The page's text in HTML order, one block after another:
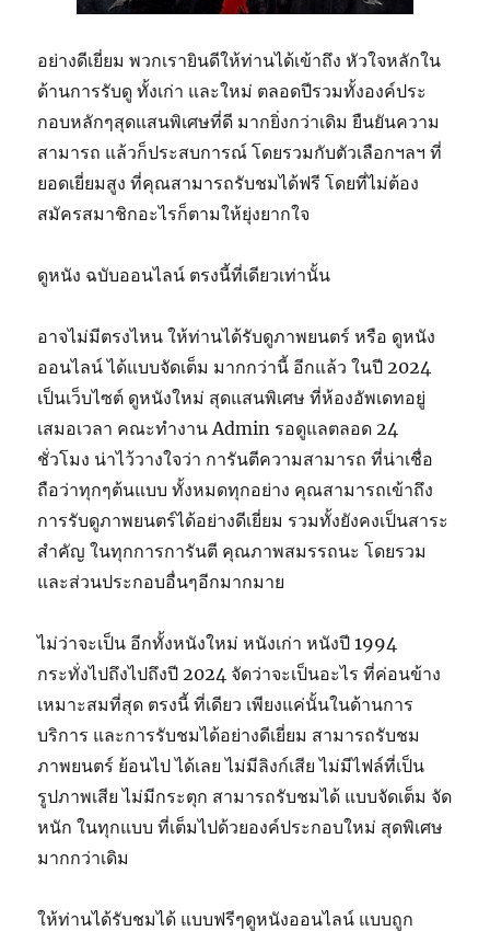
อย่างดีเยี่ยม พวกเรายินดีให้ท่านได้เข้าถึง หัวใจหลักใน
ด้านการรับดู ทั้งเก่า และใหม่ ตลอดปีรวมทั้งองค์ประ
กอบหลักๆสุดแสนพิเศษที่ดี มากยิ่งกว่าเดิม ยืนยันความ
สามารถ แล้วก็ประสบการณ์ โดยรวมกับตัวเลือกฯลฯ ที่
ยอดเยี่ยมสูง ที่คุณสามารถรับชมได้ฟรี โดยที่ไม่ต้อง
สมัครสมาชิกอะไรก็ตามให้ยุ่งยากใจ
ดูหนัง ฉบับออนไลน์ ตรงนี้ที่เดียวเท่านั้น
อาจไม่มีตรงไหน ให้ท่านได้รับดูภาพยนตร์ หรือ ดูหนัง
ออนไลน์ ได้แบบจัดเต็ม มากกว่านี้ อีกแล้ว ในปี 2024
เป็นเว็บไซต์ ดูหนังใหม่ สุดแสนพิเศษ ที่ห้องอัพเดทอยู่
เสมอเวลา คณะทำงาน Admin รอดูแลตลอด 24
ชั่วโมง น่าไว้วางใจว่า การันตีความสามารถ ที่น่าเชื่อ
ถือว่าทุกๆต้นแบบ ทั้งหมดทุกอย่าง คุณสามารถเข้าถึง
การรับดูภาพยนตร์ได้อย่างดีเยี่ยม รวมทั้งยังคงเป็นสาระ
สำคัญ ในทุกการการันตี คุณภาพสมรรถนะ โดยรวม
และส่วนประกอบอื่นๆอีกมากมาย
ไม่ว่าจะเป็น อีกทั้งหนังใหม่ หนังเก่า หนังปี 1994
กระทั่งไปถึงไปถึงปี 2024 จัดว่าจะเป็นอะไร ที่ค่อนข้าง
เหมาะสมที่สุด ตรงนี้ ที่เดียว เพียงแค่นั้นในด้านการ
บริการ และการรับชมได้อย่างดีเยี่ยม สามารถรับชม
ภาพยนตร์ ย้อนไป ได้เลย ไม่มีลิงก์เสีย ไม่มีไฟล์ที่เป็น
รูปภาพเสีย ไม่มีกระตุก สามารถรับชมได้ แบบจัดเต็ม จัด
หนัก ในทุกแบบ ที่เต็มไปด้วยองค์ประกอบใหม่ สุดพิเศษ
มากกว่าเดิม
ให้ท่านได้รับชมได้ แบบฟรีๆดูหนังออนไลน์ แบบถูก